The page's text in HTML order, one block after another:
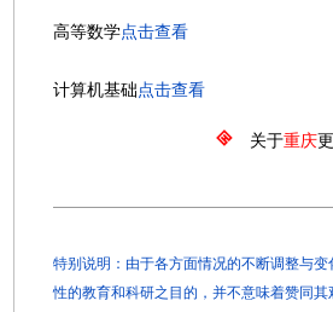
高等数学点击查看
计算机基础点击查看
关于重庆
特别说明：由于各方面情况的不断调整与
性的教育和科研之目的，并不意味着赞同